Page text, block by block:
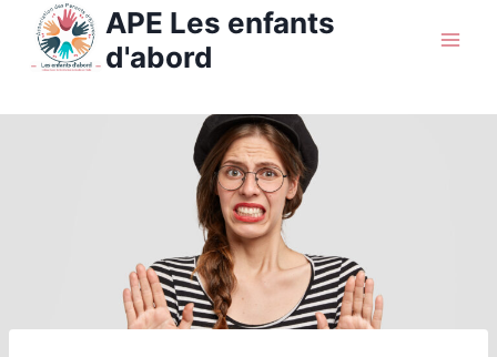
contenu
APE Les enfants
d'abord